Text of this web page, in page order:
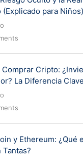
para Niños)
Comprar Cripto:
La Diferencia Clave
y Ethereum: ¿Qué
Tantas?